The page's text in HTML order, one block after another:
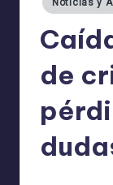
Noticias y
de